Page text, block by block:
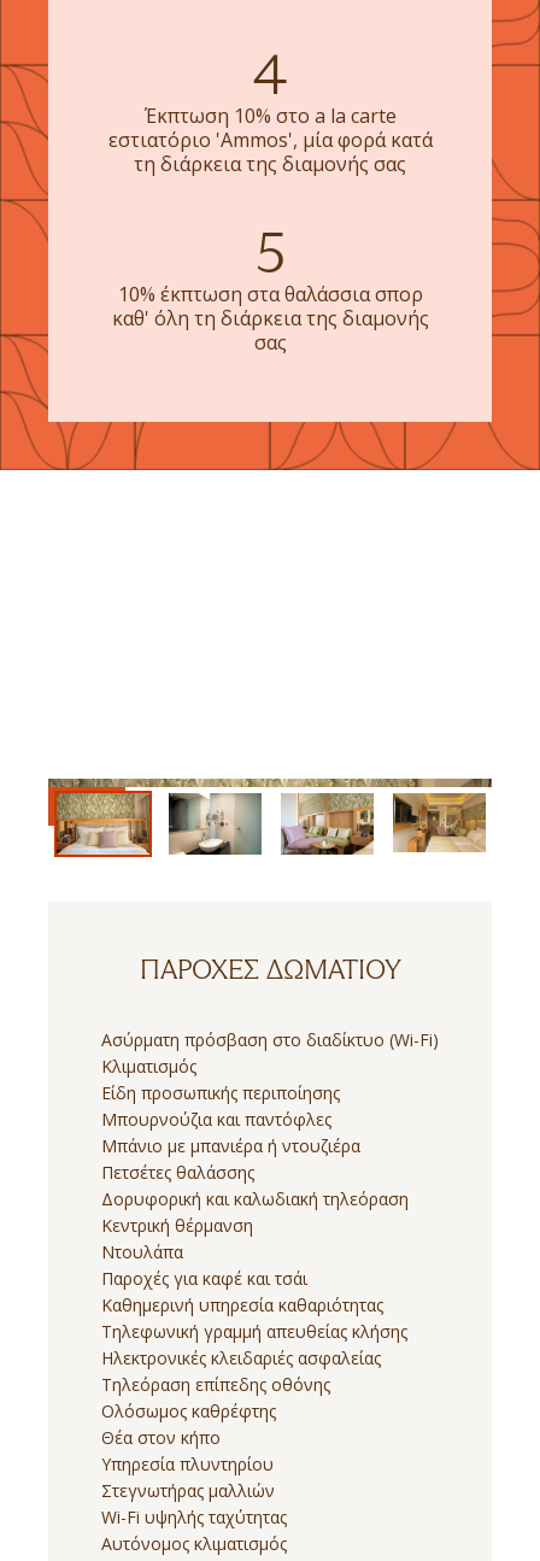
ΠΑΡΟΧΈΣ ΔΩΜΑΤΊΟΥ
Ασύρματη πρόσβαση στο διαδίκτυο (Wi-Fi)
Κλιματισμός
Είδη προσωπικής περιποίησης
Μπουρνούζια και παντόφλες
Μπάνιο με μπανιέρα ή ντουζιέρα
Πετσέτες θαλάσσης
Δορυφορική και καλωδιακή τηλεόραση
Κεντρική θέρμανση
Ντουλάπα
Παροχές για καφέ και τσάι
Καθημερινή υπηρεσία καθαριότητας
Τηλεφωνική γραμμή απευθείας κλήσης
Ηλεκτρονικές κλειδαριές ασφαλείας
Τηλεόραση επίπεδης οθόνης
Ολόσωμος καθρέφτης
Θέα στον κήπο
Υπηρεσία πλυντηρίου
Στεγνωτήρας μαλλιών
Wi-Fi υψηλής ταχύτητας
Αυτόνομος κλιματισμός
4
Έκπτωση 10% στο a la carte
εστιατόριο 'Ammos', μία φορά κατά
τη διάρκεια της διαμονής σας
5
10% έκπτωση στα θαλάσσια σπορ
καθ' όλη τη διάρκεια της διαμονής
σας